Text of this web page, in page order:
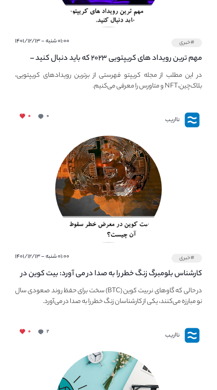
#خبری ۰۱:۰۰ شنبه - ۱۴۰۱/۱۲/۱۳
مهم ترین رویداد های کریپتویی ۲۰۲۳ که باید دنبال کنید –
معرفی بهترین رویداد های جهانی
در این مطلب از مجله کریپتو فهرستی از برترین رویدادهای کریپتویی،
بلاک‌چین،NFT و متاورس را معرفی می‌کنیم.
نااریب ۰ ۰
#خبری ۰۱:۰۰ شنبه - ۱۴۰۱/۱۲/۱۳
کارشناس بلومبرگ زنگ خطر را به صدا در می آورد: بیت کوین در
معرض خطر سقوط بزرگ است - دلیل آن چیست؟در حالی که گاوهای نر بیت کوین (BTC) سخت برای حفظ روند صعودی سال
نو مبارزه می‌کنند، یکی از کارشناسان زنگ خطر را به صدا در می‌آورد.
نااریب ۲ ۰